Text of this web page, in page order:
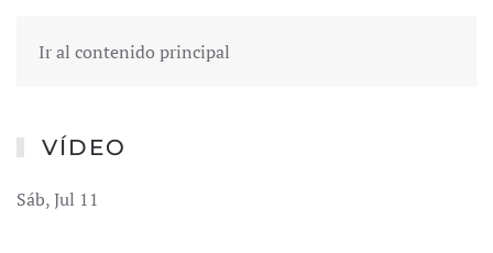
Ir al contenido principal
VÍDEO
Sáb, Jul 11